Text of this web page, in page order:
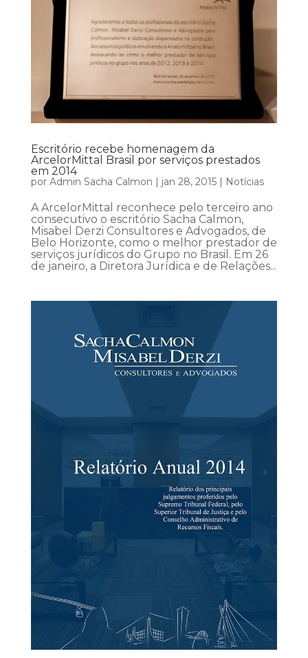
Escritório recebe homenagem da
ArcelorMittal Brasil por serviços prestados
em 2014
por Admin Sacha Calmon | jan 28, 2015| Notícias
A ArcelorMittal reconhece pelo terceiro ano
consecutivo o escritório Sacha Calmon,
Misabel Derzi Consultores e Advogados, de
Belo Horizonte, como o melhor prestador de
serviços jurídicos do Grupo no Brasil. Em 26
de janeiro, a Diretora Jurídica e de Relações...